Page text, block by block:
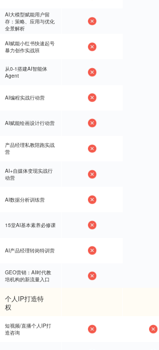
AI大模型赋能用户留
存：策略、应用与优化
全景解析
AI赋能小红书快速起号
暴力创作实战班
从0-1搭建AI智能体
Agent
AI编程实战行动营
AI赋能绘画设计行动营
产品经理私教陪跑实战
营
AI+自媒体变现实战行
动营
AI数据分析训练营
15堂AI基本素养必修课
AI产品经理转岗特训营
GEO营销：AI时代教
培机构的新流量入口
短视频/直播个人IP打
造咨询
AI大模型赋能用户留
存：策略、应用与优化
全景解析
AI赋能小红书快速起号
暴力创作实战班
从0-1搭建AI智能体
Agent
AI编程实战行动营
AI赋能绘画设计行动营
产品经理私教陪跑实战
营
AI+自媒体变现实战行
动营
AI数据分析训练营
15堂AI基本素养必修课
AI产品经理转岗特训营
GEO营销：AI时代教
培机构的新流量入口
个人IP打造特
权
短视频/直播个人IP打
造咨询